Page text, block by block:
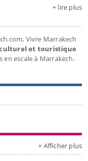
+ lire plus
Vivre Marrakech
culturel et touristique
en escale à Marrakech.
+ Afficher plus